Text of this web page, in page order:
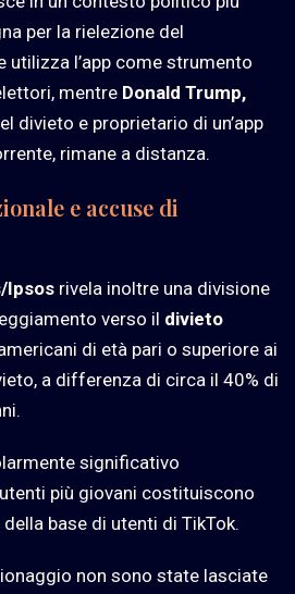
per la rielezione del
utilizza l’app come strumento
mentre Donald Trump,
divieto e proprietario di un’app
rimane a distanza.
e accuse di
Ipsos rivela inoltre una divisione
verso il divieto
di età pari o superiore ai
a differenza di circa il 40% di
significativo
più giovani costituiscono
base di utenti di TikTok.
non sono state lasciate